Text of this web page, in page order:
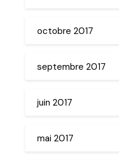
octobre 2017
septembre 2017
juin 2017
mai 2017